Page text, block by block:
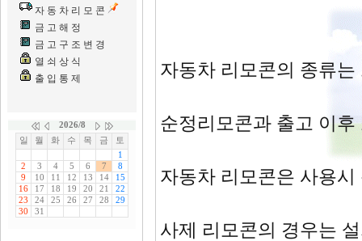
자 동 차 리 모 콘
금 고 해 정
금 고 구 조 변 경
열 쇠 상 식
출 입 통 제
자동차 리모콘의 종류
순정리모콘과 출고 이
자동차 리모콘은 사용
사제 리모콘의 경우는